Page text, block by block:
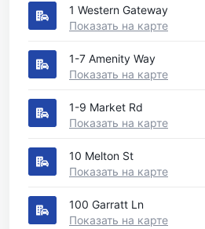
1 Western Gateway
Показать на карте
1-7 Amenity Way
Показать на карте
1-9 Market Rd
Показать на карте
10 Melton St
Показать на карте
100 Garratt Ln
Показать на карте